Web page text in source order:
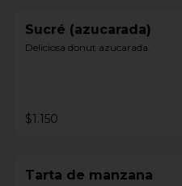
Sucré (azucarada)
Deliciosa donut azucarada.
$1.150
Tarta de manzana